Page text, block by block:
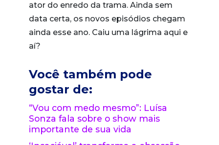
ator do enredo da trama. Ainda sem
data certa, os novos episódios chegam
ainda esse ano. Caiu uma lágrima aqui e
aí?
Você também pode
gostar de:
“Vou com medo mesmo”: Luísa
Sonza fala sobre o show mais
importante de sua vida